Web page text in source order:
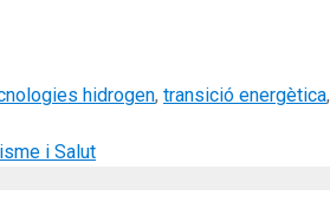
hidrogen, transició energètica,
i Salut